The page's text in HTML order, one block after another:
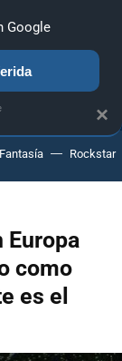
NINTENDO
Fantasía Rockstar
Europa
como
es el
×
Google